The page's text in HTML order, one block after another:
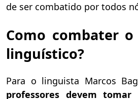
de ser combatido por todos
Como combater
linguístico?
Para o linguista Marcos
professores devem tomar